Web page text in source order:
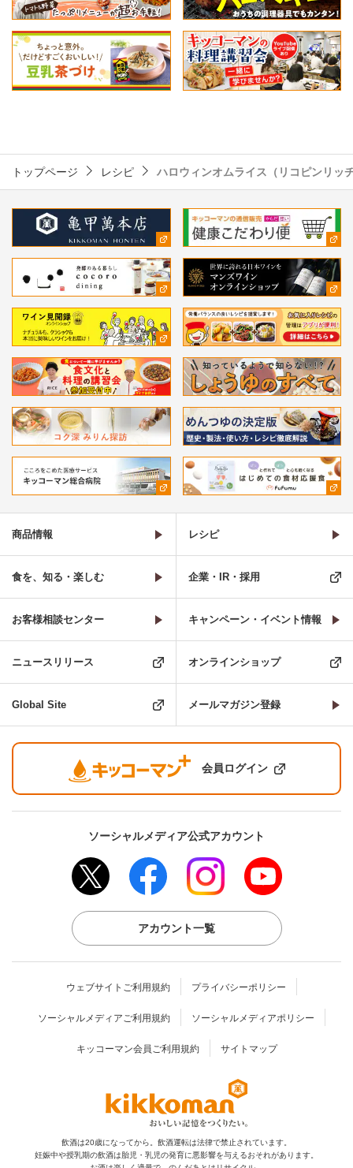
トップページ レシピ ハロウィンオムライス（リコピンリッ
商品情報 レシピ
食を、知る・楽しむ 企業・IR・採用
お客様相談センター キャンペーン・イベント情報
ニュースリリース オンラインショップ
Global Site メールマガジン登録
会員ログイン
ソーシャルメディア公式アカウント
アカウント一覧
ウェブサイトご利用規約 プライバシーポリシー
ソーシャルメディアご利用規約 ソーシャルメディアポリシー
キッコーマン会員ご利用規約 サイトマップ
飲酒は20歳になってから。飲酒運転は法律で禁止されています。
妊娠中や授乳期の飲酒は胎児・乳児の発育に悪影響を与えるおそれがあります。